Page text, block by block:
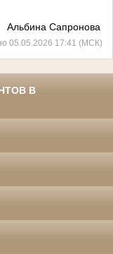
Альбина Сапронова
05.05.2026 17:41 (МСК)
В